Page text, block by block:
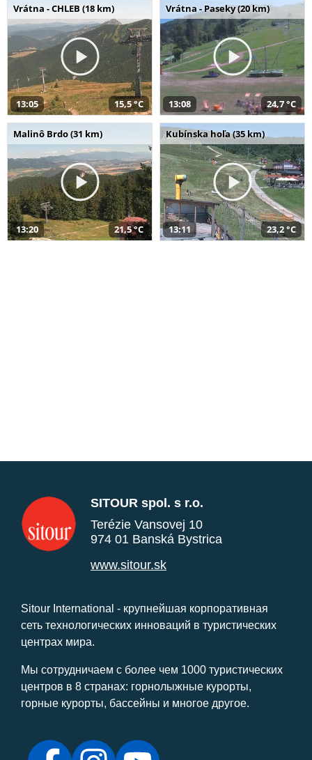
Vrátna - CHLEB (18 km)
13:05 15,5 °C
Vrátna - Paseky (20 km)
13:08 24,7 °C
Malinô Brdo (31 km)
13:20 21,5 °C
Kubínska hoľa (35 km)
13:11 23,2 °C
SITOUR spol. s r.o.
Terézie Vansovej 10
974 01 Banská Bystrica
www.sitour.sk
Sitour International - крупнейшая корпоративная
сеть технологических инноваций в туристических
центрах мира.
Мы сотрудничаем с более чем 1000 туристических
центров в 8 странах: горнолыжные курорты,
горные курорты, бассейны и многое другое.